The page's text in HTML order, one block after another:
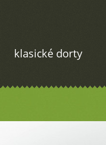
klasické dorty